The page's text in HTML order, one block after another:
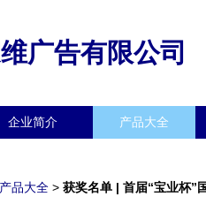
广告有限公司
企业简介 产品大全
产品大全 > 获奖名单 | 首届“宝业杯”